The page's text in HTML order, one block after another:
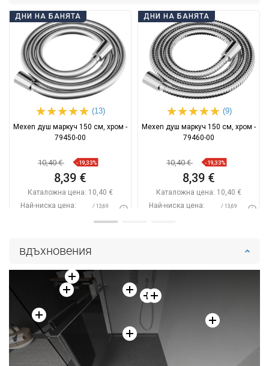
ДНИ НА БАНЯТА
(13)
Mexen душ маркуч 150 см, хром -
79450-00
10,40 € -19,33%
8,39 €
Каталожна цена: 10,40 €
Най-ниска цена:
/ 13,69
Добави в количката
favorite_border Любима
Сравнете
ДНИ НА БАНЯТА
(9)
Mexen душ маркуч 150 см, хром -
79460-00
10,40 € -19,33%
8,39 €
Каталожна цена: 10,40 €
Най-ниска цена:
/ 13,69
Добави в количката
favorite_border Любима
Сравнете
вдъхновения